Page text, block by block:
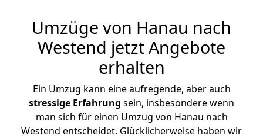
Umzüge von Hanau nach
Westend jetzt Angebote
erhalten
Ein Umzug kann eine aufregende, aber auch
stressige Erfahrung sein, insbesondere wenn
man sich für einen Umzug von Hanau nach
Westend entscheidet. Glücklicherweise haben wir